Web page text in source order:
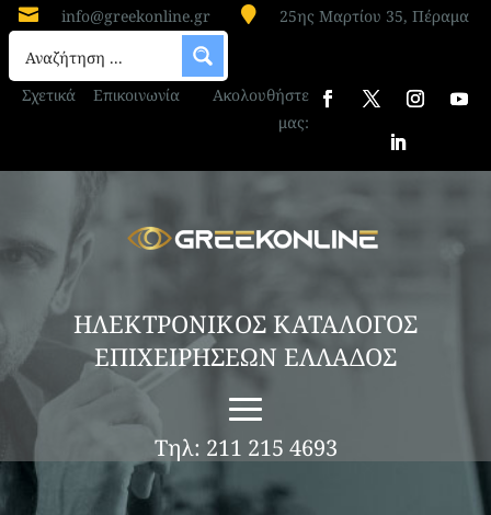
 info@greekonline.gr  25ης Μαρτίου 35, Πέραμα
Σχετικά Επικοινωνία
Ακολουθήστε
μας:
ΗΛΕΚΤΡΟΝΙΚΟΣ ΚΑΤΑΛΟΓΟΣ
ΕΠΙΧΕΙΡΗΣΕΩΝ ΕΛΛΑΔΟΣ
Τηλ: 211 215 4693